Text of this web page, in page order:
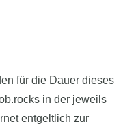
für die Dauer dieses
in der jeweils
entgeltlich zur